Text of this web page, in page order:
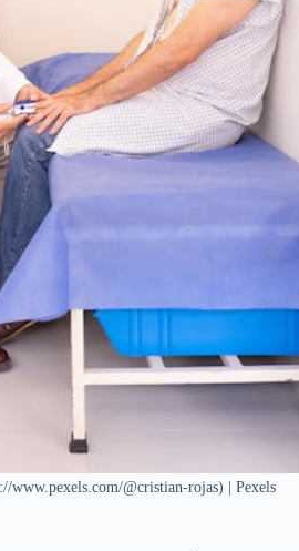
www.pexels.com/@cristian-rojas) | Pexels